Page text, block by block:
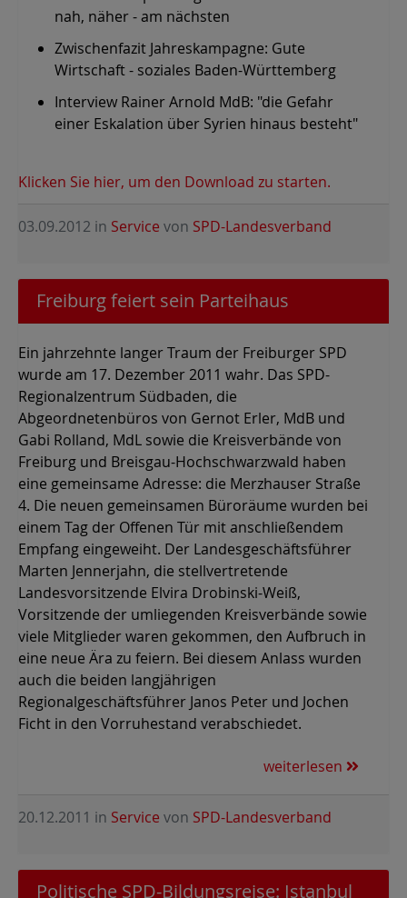
nah, näher - am nächsten
Zwischenfazit Jahreskampagne: Gute
Wirtschaft - soziales Baden-Württemberg
Interview Rainer Arnold MdB: "die Gefahr
einer Eskalation über Syrien hinaus besteht"
Klicken Sie hier, um den Download zu starten.
03.09.2012 in Service von SPD-Landesverband
Freiburg feiert sein Parteihaus
Ein jahrzehnte langer Traum der Freiburger SPD
wurde am 17. Dezember 2011 wahr. Das SPD-
Regionalzentrum Südbaden, die
Abgeordnetenbüros von Gernot Erler, MdB und
Gabi Rolland, MdL sowie die Kreisverbände von
Freiburg und Breisgau-Hochschwarzwald haben
eine gemeinsame Adresse: die Merzhauser Straße
4. Die neuen gemeinsamen Büroräume wurden bei
einem Tag der Offenen Tür mit anschließendem
Empfang eingeweiht. Der Landesgeschäftsführer
Marten Jennerjahn, die stellvertretende
Landesvorsitzende Elvira Drobinski-Weiß,
Vorsitzende der umliegenden Kreisverbände sowie
viele Mitglieder waren gekommen, den Aufbruch in
eine neue Ära zu feiern. Bei diesem Anlass wurden
auch die beiden langjährigen
Regionalgeschäftsführer Janos Peter und Jochen
Ficht in den Vorruhestand verabschiedet.
weiterlesen
20.12.2011 in Service von SPD-Landesverband
Politische SPD-Bildungsreise: Istanbul